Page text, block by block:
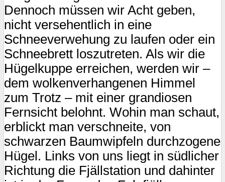
Dennoch müssen wir Acht geben,
nicht versehentlich in eine
Schneeverwehung zu laufen oder ein
Schneebrett loszutreten. Als wir die
Hügelkuppe erreichen, werden wir –
dem wolkenverhangenen Himmel
zum Trotz – mit einer grandiosen
Fernsicht belohnt. Wohin man schaut,
erblickt man verschneite, von
schwarzen Baumwipfeln durchzogene
Hügel. Links von uns liegt in südlicher
Richtung die Fjällstation und dahinter